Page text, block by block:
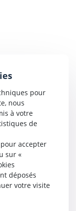
pour
nous
à votre
de
pour accepter
sur «
déposés
votre visite